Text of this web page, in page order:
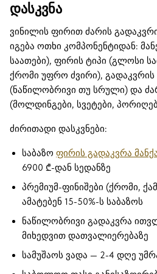
დასკვნა
ვინილის ფირით ძარის
იგება ოთხი კომპონენტიდან:
საათები), ფირის ტიპი (გლოსი
ქრომი უფრო ძვირი),
(ნაწილობრივი თუ სრული) და
(მოლდინგები, სვეტები,
ძირითადი დასკვნები:
საბაზო ფირის გადაკვრა
6900 ₾-დან სედანზე
პრემიუმ-ფინიშები (ქრომი,
ამატებენ 15-50%-ს საბაზოს
ნაწილობრივი გადაკვრა
მიხედვით დათვალიერებაზე
სამუშაოს ვადა — 2-4 დღე